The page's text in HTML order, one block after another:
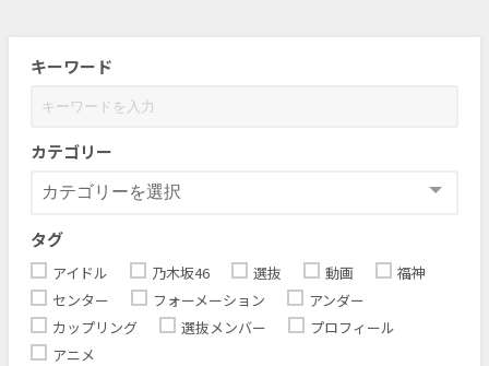
キーワード
カテゴリー
タグ
アイドル 乃木坂46 選抜 動画
福神
センター
フォーメーション
アンダー
カップリング
選抜メンバー
プロフィール
アニメ